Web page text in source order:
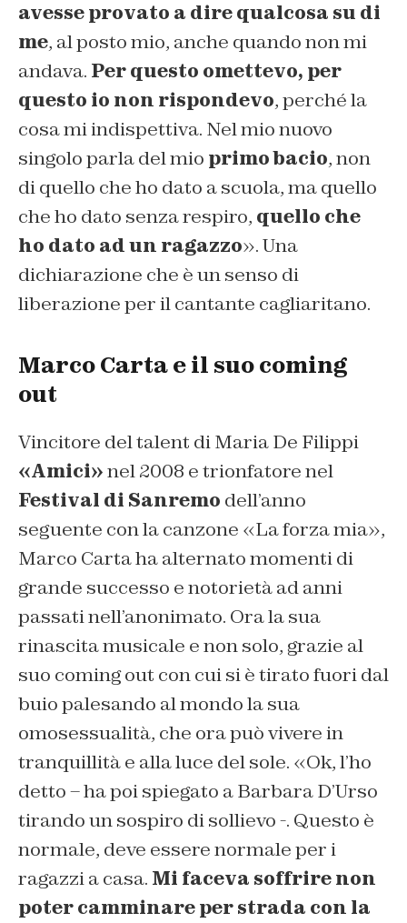
avesse provato a dire qualcosa su di
me, al posto mio, anche quando non mi
andava. Per questo omettevo, per
questo io non rispondevo, perché la
cosa mi indispettiva. Nel mio nuovo
singolo parla del mio primo bacio, non
di quello che ho dato a scuola, ma quello
che ho dato senza respiro, quello che
ho dato ad un ragazzo». Una
dichiarazione che è un senso di
liberazione per il cantante cagliaritano.
Marco Carta e il suo coming
out
Vincitore del talent di Maria De Filippi
«Amici»nel 2008 e trionfatore nel
Festival di Sanremo dell’anno
seguente con la canzone «La forza mia»,
Marco Carta ha alternato momenti di
grande successo e notorietà ad anni
passati nell’anonimato. Ora la sua
rinascita musicale e non solo, grazie al
suo coming out con cui si è tirato fuori dal
buio palesando al mondo la sua
omosessualità, che ora può vivere in
tranquillità e alla luce del sole. «Ok, l’ho
detto – ha poi spiegato a Barbara D’Urso
tirando un sospiro di sollievo -. Questo è
normale, deve essere normale per i
ragazzi a casa. Mi faceva soffrire non
poter camminare per strada con la